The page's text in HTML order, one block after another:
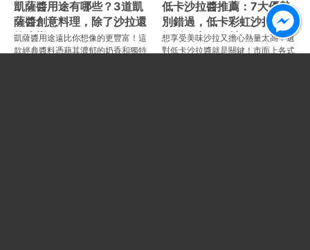
凱薩醬用途有哪些？3道凱
薩醬創意料理，除了沙拉還
能這樣吃！
凱薩醬用途遠比你想像的更豐富！這
款經典醬料憑藉其濃郁的奶香和獨特
低卡沙拉醬推薦：7大優勢
別錯過，低卡彩虹沙拉教你
輕鬆吃出好身材！
想享受美味沙拉又擔心熱量太高？選
對低卡沙拉醬就是關鍵！市面上各式